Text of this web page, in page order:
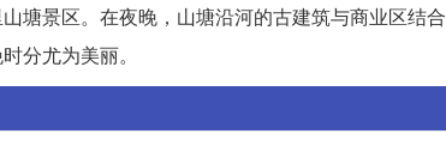
塘景区。在夜晚，山塘沿河的古建筑与商业区结
分尤为美丽。